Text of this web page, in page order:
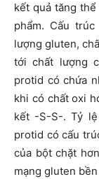
kết quả tăng
phẩm. Cấu
lượng gluten,
tới chất lượng
protid có chứa
khi có chất oxi
kết -S-S-. Tỷ
protid có cấu
của bột chặt
mạng gluten